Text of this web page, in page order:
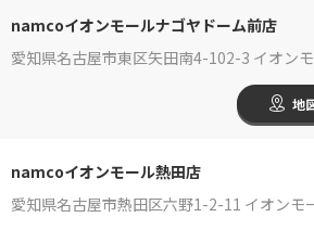
namcoイオンモールナゴヤドーム前店
愛知県名古屋市東区矢田南4-102-3 イオン
地
namcoイオンモール熱田店
愛知県名古屋市熱田区六野1-2-11 イオンモ